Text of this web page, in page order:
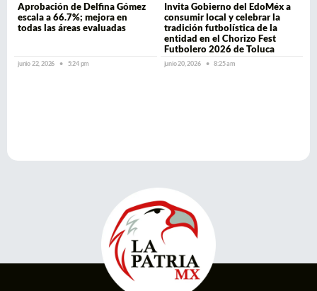
Aprobación de Delfina Gómez
escala a 66.7%; mejora en
todas las áreas evaluadas
junio 22, 2026 5:24 pm
Invita Gobierno del EdoMéx a
consumir local y celebrar la
tradición futbolística de la
entidad en el Chorizo Fest
Futbolero 2026 de Toluca
junio 20, 2026 8:25 am